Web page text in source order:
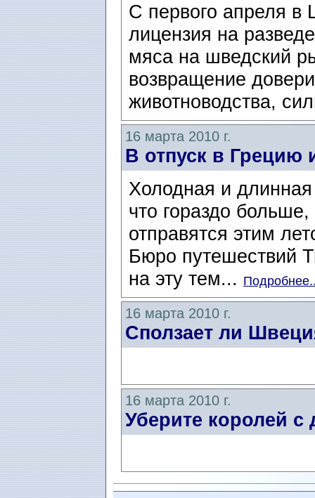
С первого апреля в
лицензия на
мяса на шведский
возвращение
животноводства,
16 марта 2010 г.
В отпуск в Грецию
Холодная и
что гораздо
отправятся этим
Бюро путешествий
на эту тем...
16 марта 2010 г.
Сползает ли
16 марта 2010 г.
Уберите королей с